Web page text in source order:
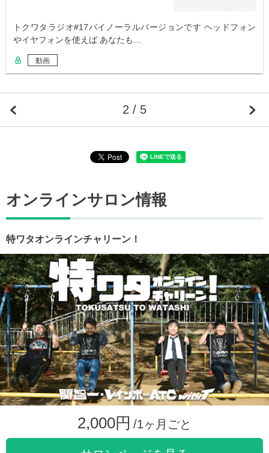
トクワタラジオ#17バイノーラルバージョンです ヘッドフォン
やイヤフォンを使えば あなたも…
動画
2 / 5
オンラインサロン情報
特ワタオンラインチャリーン！
2,000円 /1ヶ月ごと